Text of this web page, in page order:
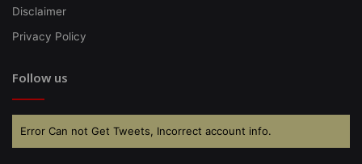
Disclaimer
Privacy Policy
Follow us
Error Can not Get Tweets, Incorrect account info.